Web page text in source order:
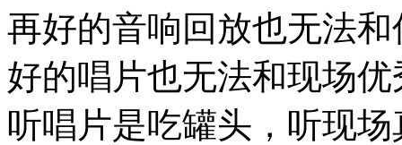
再好的音响回放也无法
好的唱片也无法和现场
听唱片是吃罐头，听现